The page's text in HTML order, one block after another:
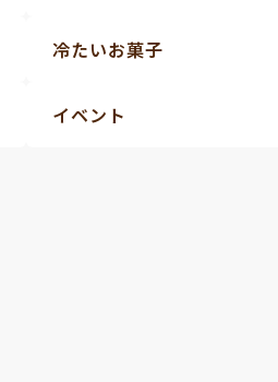
冷たいお菓子
イベント